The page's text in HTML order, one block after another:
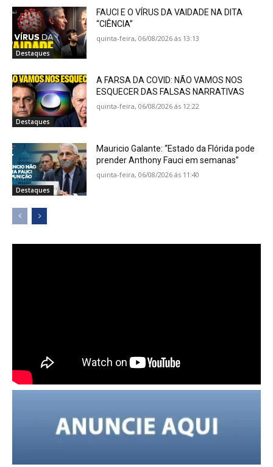
Destaques
FAUCI E O VÍRUS DA VAIDADE NA DITA
“CIÊNCIA”
quinta-feira, 06/08/2026 ás 13:13
Destaques
A FARSA DA COVID: NÃO VAMOS NOS
ESQUECER DAS FALSAS NARRATIVAS
quinta-feira, 06/08/2026 ás 12:22
Destaques
Mauricio Galante: “Estado da Flórida pode
prender Anthony Fauci em semanas”
quinta-feira, 06/08/2026 ás 11:40